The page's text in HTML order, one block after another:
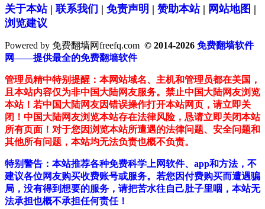
关于本站| 联系我们 | 免责声明 | 赞助本站| 网站地图 |
浏览建议
Powered by 免费翻墙网freefq.com © 2014-2026 免费翻墙软件
网——提供最全的免费翻墙软件
管理员精中特别提醒：本网站域名、主机和管理员都在美国，
且本站内容仅为非中国大陆网友服务。禁止中国大陆网友浏览
本站！若中国大陆网友因错误操作打开本站网页，请立即关
闭！中国大陆网友浏览本站存在法律风险，恳请立即关闭本站
所有页面！对于您因浏览本站所遭遇的法律问题、安全问题和
其他所有问题，本站均无法负责也概不负责。
特别警告：本站推荐各种免费科学上网软件、app和方法，不
建议各位网友购买收费账号或服务。若您因付费购买而遭遇骗
局，没有得到想要的服务，请把苦水往自己肚子里咽，本站无
法承担也概不承担任何责任！